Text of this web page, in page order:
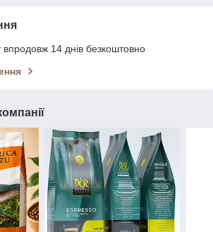
14 днів безкоштовно